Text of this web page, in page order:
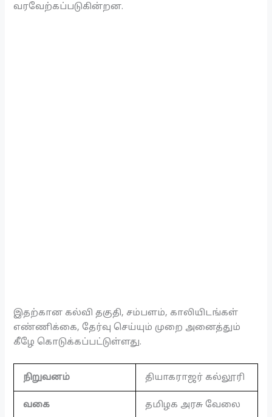
வரவேற்கப்படுகின்றன.
இதற்கான கல்வி தகுதி, சம்பளம், காலியிடங்கள்
எண்ணிக்கை, தேர்வு செய்யும் முறை அனைத்தும்
கீழே கொடுக்கப்பட்டுள்ளது.
நிறுவனம் தியாகராஜர் கல்லூரி
வகை தமிழக அரசு வேலை